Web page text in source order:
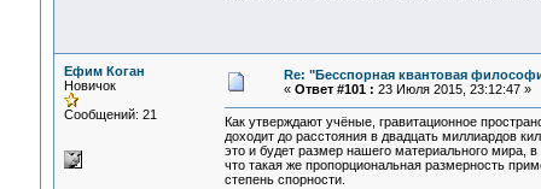
Ефим Коган
Новичок
Сообщений: 21
Re: "Бесспорная квантовая
« Ответ #101 : 23 Июля 2015, 23:12:47 »
Как утверждают учёные, гравитационное
доходит до расстояния в двадцать миллиардов
это и будет размер нашего материального мира,
что такая же пропорциональная размерность
степень спорности.